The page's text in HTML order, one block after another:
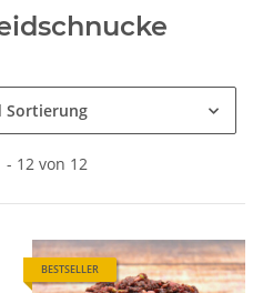
Sortierung
- 12 von 12
BESTSELLER